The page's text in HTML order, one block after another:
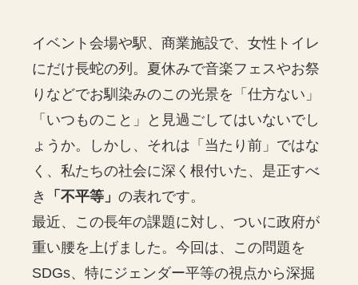
イベント会場や駅、商業施設で、女性トイレ
にだけ長蛇の列。夏休みで音楽フェスやお祭
りなどでお馴染みのこの光景を「仕方ない」
「いつものこと」と見過ごしてはいないでし
ょうか。しかし、それは「当たり前」ではな
く、私たちの社会に深く根付いた、是正すべ
き
「不平等」の表れです。
最近、この長年の課題に対し、ついに政府が
重い腰を上げました。今回は、この問題を
SDGs、特にジェンダー平等の視点から深掘